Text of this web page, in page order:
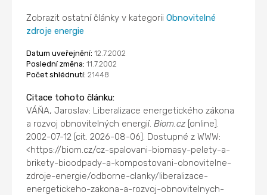
Zobrazit ostatní články v kategoriiObnovitelné
zdroje energie
Datum uveřejnění: 12.7.2002
Poslední změna: 11.7.2002
Počet shlédnutí: 21448
Citace tohoto článku:
VÁŇA, Jaroslav: Liberalizace energetického zákona
a rozvoj obnovitelných energií.Biom.cz [online].
2002-07-12 [cit. 2026-08-06]. Dostupné z WWW:
<https://biom.cz/cz-spalovani-biomasy-pelety-a-
brikety-bioodpady-a-kompostovani-obnovitelne-
zdroje-energie/odborne-clanky/liberalizace-
energetickeho-zakona-a-rozvoj-obnovitelnych-